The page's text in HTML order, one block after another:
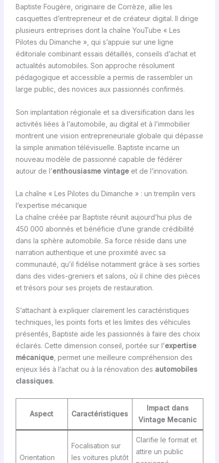
Baptiste Fougère, originaire de Corrèze, allie les
casquettes d’entrepreneur et de créateur digital. Il dirige
plusieurs entreprises dont la chaîne YouTube « Les
Pilotes du Dimanche », qui s’appuie sur une ligne
éditoriale combinant essais détaillés, conseils d’achat et
actualités automobiles. Son approche résolument
pédagogique et accessible a permis de rassembler un
large public, des novices aux passionnés confirmés.
Son implantation régionale et sa diversification dans les
activités liées à l’automobile, au digital et à l’immobilier
montrent une vision entrepreneuriale globale qui dépasse
la simple animation télévisuelle. Baptiste incarne un
nouveau modèle de passionné capable de fédérer
autour de l’enthousiasme vintageet de l’innovation.
La chaîne « Les Pilotes du Dimanche » : un tremplin vers
l’expertise mécanique
La chaîne créée par Baptiste réunit aujourd’hui plus de
450 000 abonnés et bénéficie d’une grande crédibilité
dans la sphère automobile. Sa force réside dans une
narration authentique et une proximité avec sa
communauté, qu’il fidélise notamment grâce à ses sorties
dans des vides-greniers et salons, où il chine des pièces
et trésors pour ses projets de restauration.
S’attachant à expliquer clairement les caractéristiques
techniques, les points forts et les limites des véhicules
présentés, Baptiste aide les passionnés à faire des choix
éclairés. Cette dimension conseil, portée sur l’expertise
mécanique, permet une meilleure compréhension des
enjeux liés à l’achat ou à la rénovation des automobiles
classiques.
Aspect Caractéristiques
Impact dans
Vintage Mecanic
Orientation
Focalisation sur
les voitures plutôt
Clarifie le format et
attire un public